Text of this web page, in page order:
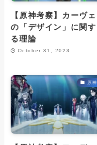
【原神考察】カーヴェ
の「デザイン」に関す
る理論
October 31, 2023
原神